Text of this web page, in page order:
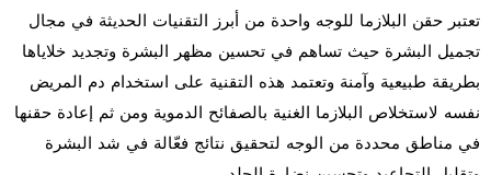
تعتبر حقن البلازما للوجه واحدة من أبرز التقنيات الحديثة في مجال
تجميل البشرة حيث تساهم في تحسين مظهر البشرة وتجديد خلاياها
بطريقة طبيعية وآمنة وتعتمد هذه التقنية على استخدام دم المريض
نفسه لاستخلاص البلازما الغنية بالصفائح الدموية ومن ثم إعادة حقنها
في مناطق محددة من الوجه لتحقيق نتائج فعّالة في شد البشرة